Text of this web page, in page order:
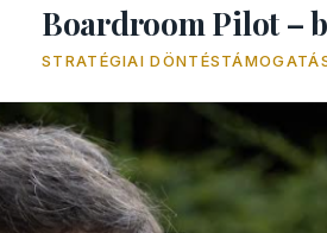
BEMUTATKOZÁS